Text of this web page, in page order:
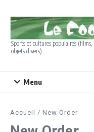
Sports et cultures populaires
objets divers)
Menu
Accueil / New Order